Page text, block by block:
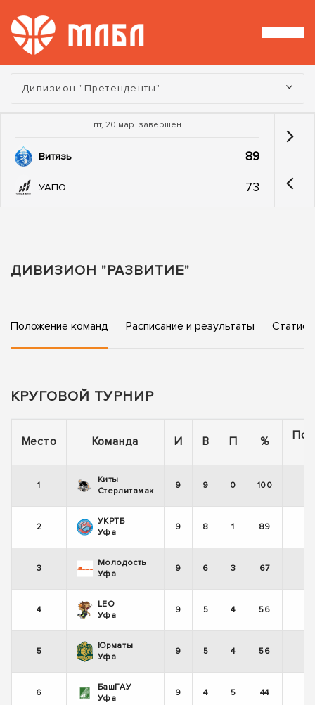
Турнир:
Дивизион "Претенденты"
пт, 20 мар. завершен
Витязь 89
УАПО 73
ДИВИЗИОН "РАЗВИТИЕ"
Положение команд Расписание и результаты
КРУГОВОЙ ТУРНИР
Место Команда И В П %
1
Киты
Стерлитамак
9 9 0 100
2
УКРТБ
Уфа
9 8 1 89
3
Молодость
Уфа
9 6 3 67
4
LEO
Уфа
9 5 4 56
5
Юрматы
Уфа
9 5 4 56
6
БашГАУ
Уфа
9 4 5 44